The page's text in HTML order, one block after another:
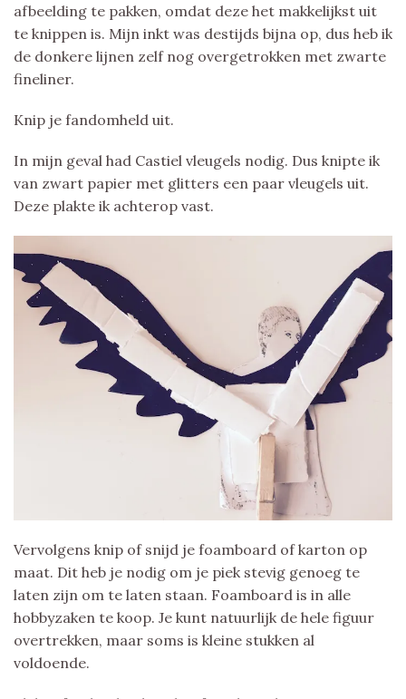
afbeelding te pakken, omdat deze het makkelijkst uit
te knippen is. Mijn inkt was destijds bijna op, dus heb ik
de donkere lijnen zelf nog overgetrokken met zwarte
fineliner.
Knip je fandomheld uit.
In mijn geval had Castiel vleugels nodig. Dus knipte ik
van zwart papier met glitters een paar vleugels uit.
Deze plakte ik achterop vast.
Vervolgens knip of snijd je foamboard of karton op
maat. Dit heb je nodig om je piek stevig genoeg te
laten zijn om te laten staan. Foamboard is in alle
hobbyzaken te koop. Je kunt natuurlijk de hele figuur
overtrekken, maar soms is kleine stukken al
voldoende.